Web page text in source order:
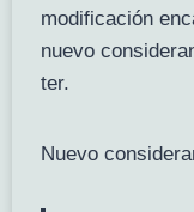
modificación
nuevo
ter.
Nuevo